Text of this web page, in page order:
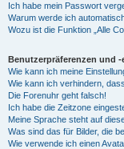
Ich habe mein Passwort
Warum werde ich
Wozu ist die Funktion „Alle
Benutzerpräferenzen und
Wie kann ich meine
Wie kann ich verhindern,
Die Forenuhr geht falsch!
Ich habe die Zeitzone
Meine Sprache steht auf
Was sind das für Bilder, die
Wie verwende ich einen